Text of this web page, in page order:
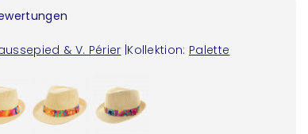
& V. Périer Kollektion: Palette